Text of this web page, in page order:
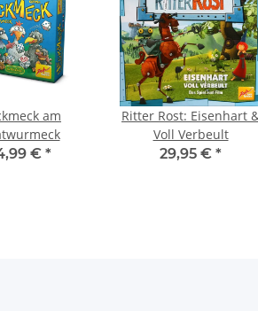
am
€ *
Ritter Rost: Eisenhart
Voll Verbeult
29,95 € *